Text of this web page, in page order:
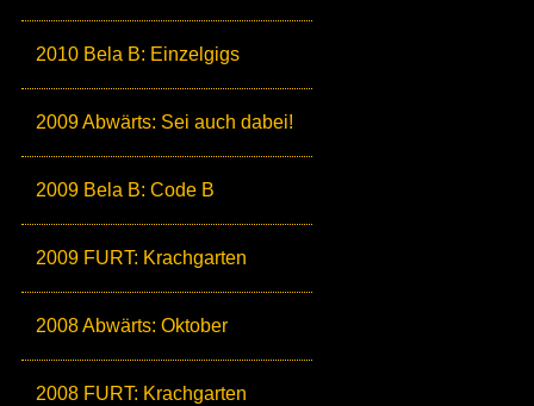
2010 Bela B: Einzelgigs
2009 Abwärts: Sei auch dabei!
2009 Bela B: Code B
2009 FURT: Krachgarten
2008 Abwärts: Oktober
2008 FURT: Krachgarten